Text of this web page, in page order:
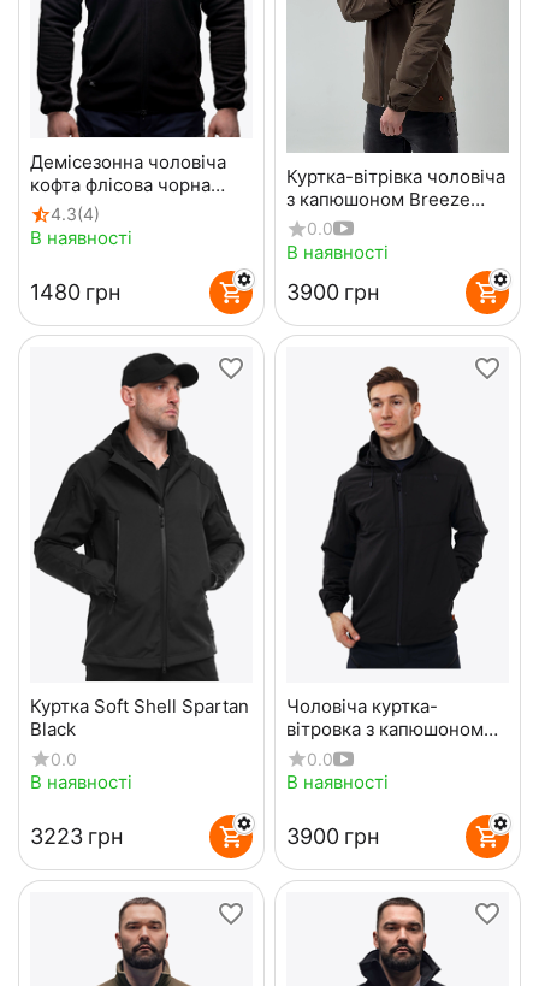
Демісезонна чоловіча
кофта флісова чорна
Stratus Black
4.3(4)
В наявності
‍1480‍ грн
Куртка-вітрівка чоловіча
з капюшоном Breeze
Gen 2 Olive
0.0
В наявності
‍3900‍ грн
Куртка Soft Shell Spartan
Black
0.0
В наявності
‍3223‍ грн
Чоловіча куртка-
вітровка з капюшоном
Breeze Gen 2 Black
0.0
В наявності
‍3900‍ грн